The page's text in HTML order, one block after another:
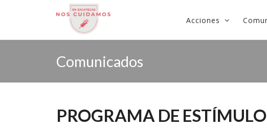
Acciones
Comunicados
PROGRAMA DE